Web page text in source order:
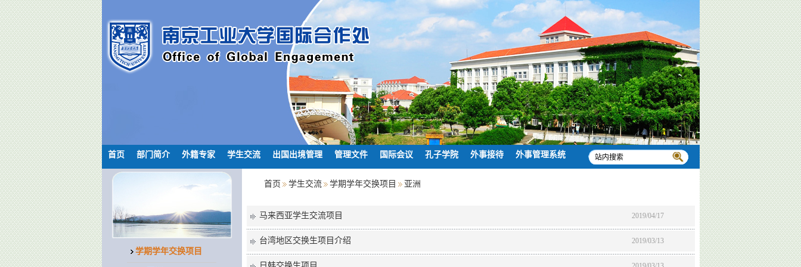
首页 部门简介 外籍专家 学生交流 出国出境管理 管理文件 国际会议 孔子学院 外事接待 外事管理系统
学期学年交换项目
首页 学生交流 学期学年交换项目 亚洲
马来西亚学生交流项目 2019/04/17
台湾地区交换生项目介绍 2019/03/13